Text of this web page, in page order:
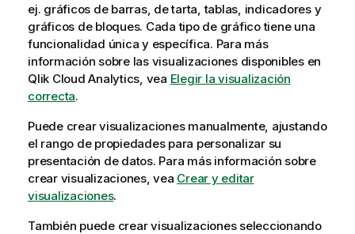
ej. gráficos de barras, de tarta, tablas, indicadores y
gráficos de bloques. Cada tipo de gráfico tiene una
funcionalidad única y específica. Para más
información sobre las visualizaciones disponibles en
Qlik Cloud Analytics , vea Elegir la visualización
correcta.
Puede crear visualizaciones manualmente, ajustando
el rango de propiedades para personalizar su
presentación de datos. Para más información sobre
crear visualizaciones, vea Crear y editar
visualizaciones.
También puede crear visualizaciones seleccionando